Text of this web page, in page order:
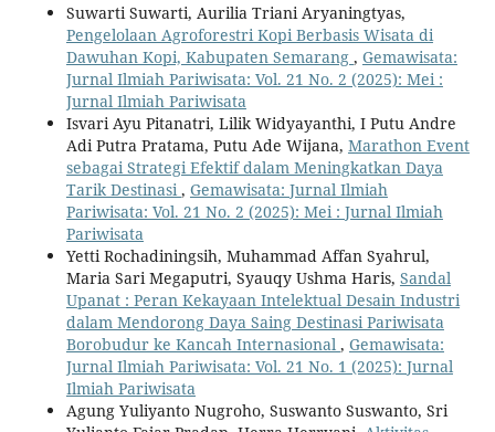
Suwarti Suwarti, Aurilia Triani Aryaningtyas,
Pengelolaan Agroforestri Kopi Berbasis Wisata di
Dawuhan Kopi, Kabupaten Semarang , Gemawisata:
Jurnal Ilmiah Pariwisata: Vol. 21 No. 2 (2025): Mei :
Jurnal Ilmiah Pariwisata
Isvari Ayu Pitanatri, Lilik Widyayanthi, I Putu Andre
Adi Putra Pratama, Putu Ade Wijana, Marathon Event
sebagai Strategi Efektif dalam Meningkatkan Daya
Tarik Destinasi , Gemawisata: Jurnal Ilmiah
Pariwisata: Vol. 21 No. 2 (2025): Mei : Jurnal Ilmiah
Pariwisata
Yetti Rochadiningsih, Muhammad Affan Syahrul,
Maria Sari Megaputri, Syauqy Ushma Haris, Sandal
Upanat : Peran Kekayaan Intelektual Desain Industri
dalam Mendorong Daya Saing Destinasi Pariwisata
Borobudur ke Kancah Internasional , Gemawisata:
Jurnal Ilmiah Pariwisata: Vol. 21 No. 1 (2025): Jurnal
Ilmiah Pariwisata
Agung Yuliyanto Nugroho, Suswanto Suswanto, Sri